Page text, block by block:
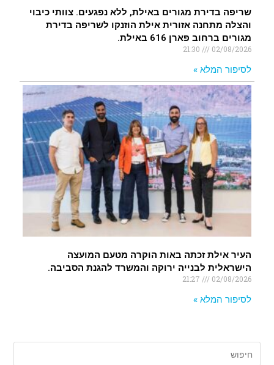
שריפה בדירת מגורים באילת, ללא נפגעים. צוותי כיבוי
והצלה מתחנה אזורית אילת הוזנקו לשריפה בדירת
מגורים ברחוב פארן 616 באילת.
02/08/2026
לסיפור המלא »
העיר אילת זכתה באות הוקרה מטעם המועצה
הישראלית לבנייה ירוקה והמשרד להגנת הסביבה.
02/08/2026
לסיפור המלא »